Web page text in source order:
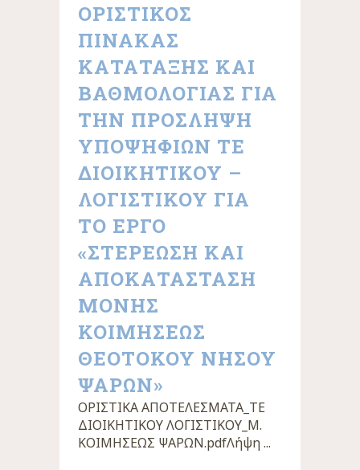
ΟΡΙΣΤΙΚΟΣ
ΠΙΝΑΚΑΣ
ΚΑΤΑΤΑΞΗΣ ΚΑΙ
ΒΑΘΜΟΛΟΓΙΑΣ ΓΙΑ
ΤΗΝ ΠΡΟΣΛΗΨΗ
ΥΠΟΨΗΦΙΩΝ ΤΕ
ΔΙΟΙΚΗΤΙΚΟΥ –
ΛΟΓΙΣΤΙΚΟΥ ΓΙΑ
ΤΟ ΕΡΓΟ
«ΣΤΕΡΕΩΣΗ ΚΑΙ
ΑΠΟΚΑΤΑΣΤΑΣΗ
ΜΟΝΗΣ
ΚΟΙΜΗΣΕΩΣ
ΘΕΟΤΟΚΟΥ ΝΗΣΟΥ
ΨΑΡΩΝ»
ΟΡΙΣΤΙΚΑ ΑΠΟΤΕΛΕΣΜΑΤΑ_ΤΕ
ΔΙΟΙΚΗΤΙΚΟΥ ΛΟΓΙΣΤΙΚΟΥ_Μ.
ΚΟΙΜΗΣΕΩΣ ΨΑΡΩΝ.pdfΛήψη ...